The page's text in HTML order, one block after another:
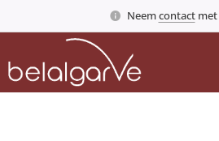
Neemcontactmet